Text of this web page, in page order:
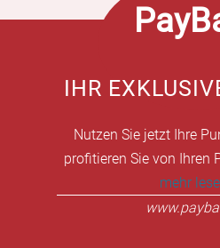
IHR
Nutzen Sie jetzt Ihre
profitieren Sie von Ihren
mehr